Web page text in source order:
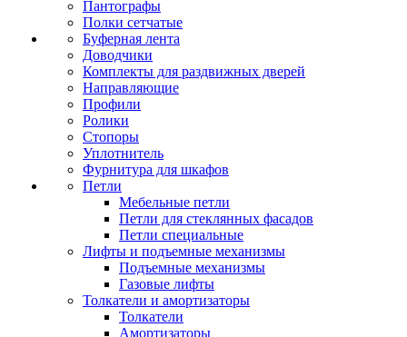
Пантографы
Полки сетчатые
Буферная лента
Доводчики
Комплекты для раздвижных дверей
Направляющие
Профили
Ролики
Стопоры
Уплотнитель
Фурнитура для шкафов
Петли
Мебельные петли
Петли для стеклянных фасадов
Петли специальные
Лифты и подъемные механизмы
Подъемные механизмы
Газовые лифты
Толкатели и амортизаторы
Толкатели
Амортизаторы